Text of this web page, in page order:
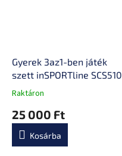
Gyerek 3az1-ben játék
szett inSPORTline SCS510
A
átlagos
értékelése
Raktáron
25 000 Ft
Kosárba